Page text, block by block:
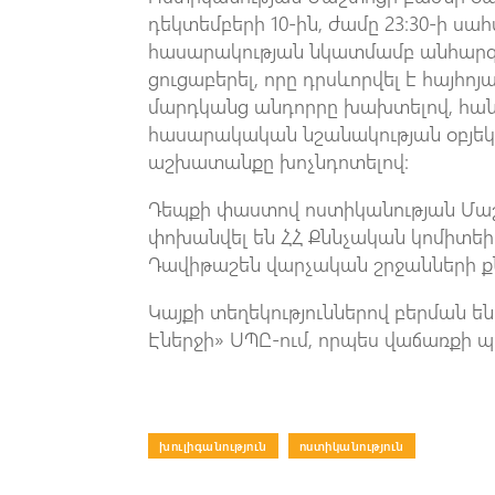
դեկտեմբերի 10-ին, ժամը 23։30-ի
հասարակության նկատմամբ
ցուցաբերել, որը դրսևորվել է
մարդկանց անդորրը խախտելով,
հասարակական նշանակության
աշխատանքը խոչնդոտելով։
Դեպքի փաստով ոստիկանության
փոխանվել են ՀՀ Քննչական
Դավիթաշեն վարչական շրջանների
Կայքի տեղեկություններով
Էներջի» ՍՊԸ-ում, որպես
խուլիգանություն ոստիկանություն